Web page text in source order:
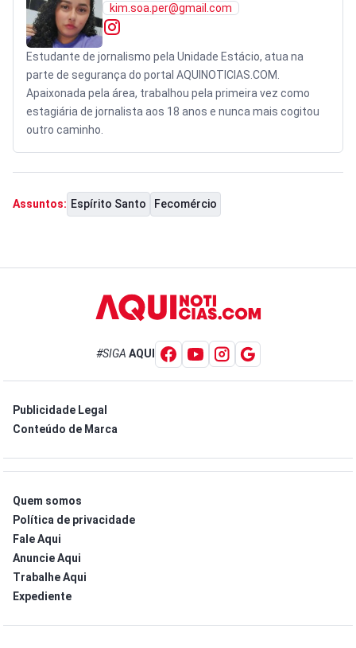
kim.soa.per@gmail.com
Estudante de jornalismo pela Unidade Estácio, atua na
parte de segurança do portal AQUINOTICIAS.COM.
Apaixonada pela área, trabalhou pela primeira vez como
estagiária de jornalista aos 18 anos e nunca mais cogitou
outro caminho.
Assuntos: Espírito Santo Fecomércio
#SIGA AQUI
Publicidade Legal
Conteúdo de Marca
Quem somos
Política de privacidade
Fale Aqui
Anuncie Aqui
Trabalhe Aqui
Expediente